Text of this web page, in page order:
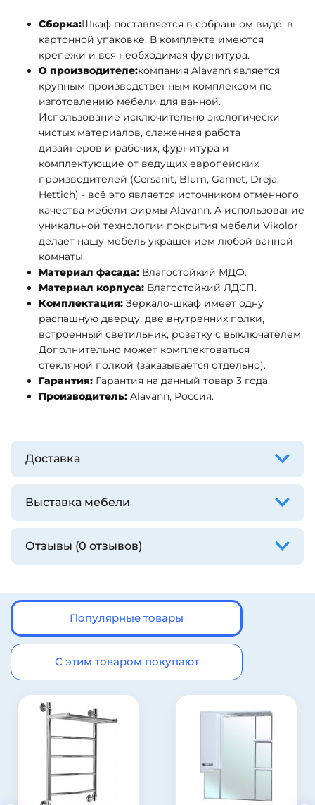
Сборка:Шкаф поставляется в собранном виде, в
картонной упаковке. В комплекте имеются
крепежи и вся необходимая фурнитура.
О производителе:компания Alavann является
крупным производственным комплексом по
изготовлению мебели для ванной.
Использование исключительно экологически
чистых материалов, слаженная работа
дизайнеров и рабочих, фурнитура и
комплектующие от ведущих европейских
производителей (Cersanit, Blum, Gamet, Dreja,
Hettich) - всё это является источником отменного
качества мебели фирмы Alavann. А использование
уникальной технологии покрытия мебели Vikolor
делает нашу мебель украшением любой ванной
комнаты.
Материал фасада: Влагостойкий МДФ.
Материал корпуса: Влагостойкий ЛДСП.
Комплектация: Зеркало-шкаф имеет одну
распашную дверцу, две внутренних полки,
встроенный светильник, розетку с выключателем.
Дополнительно может комплектоваться
стекляной полкой (заказывается отдельно).
Гарантия: Гарантия на данный товар 3 года.
Производитель: Alavann, Россия.
Доставка
Выставка мебели
Отзывы (0 отзывов)
Популярные товары
С этим товаром покупают